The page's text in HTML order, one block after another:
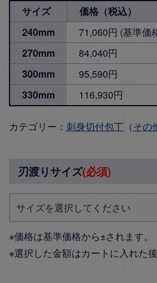
サイズ
価格（税込）
240mm
71,060円 (基準価
270mm
84,040円
300mm
95,590円
330mm
116,930円
カテゴリー： 刺身切付包丁 （その
刃渡りサイズ(必須)
※価格は基準価格から±されます。
※選択した金額はカートに入れた